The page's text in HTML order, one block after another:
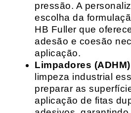
pressão. A
escolha da
HB Fuller que
adesão e coesão
aplicação.
Limpadores
limpeza industrial
preparar as
aplicação de fitas